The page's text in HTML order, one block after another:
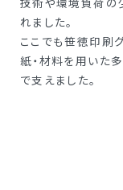
れました。
ここでも笹徳印刷
紙・材料を用いた
で支えました。